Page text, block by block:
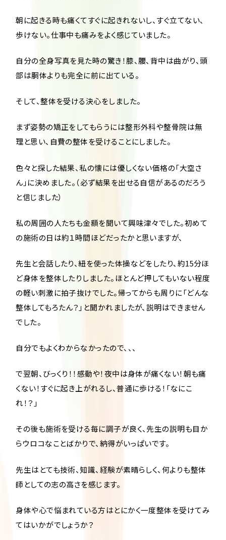
朝に起きる時も痛くてすぐに起きれないし、すぐ立てない、
歩けない。仕事中も痛みをよく感じていました。
自分の全身写真を見た時の驚き！膝、腰、背中は曲がり、頭
部は胴体よりも完全に前に出ている。
そして、整体を受ける決心をしました。
まず姿勢の矯正をしてもらうには整形外科や整骨院は無
理と思い、自費の整体を受けることにしました。
色々と探した結果、私の懐には優しくない価格の「大空さ
ん」に決めました。（必ず結果を出せる自信があるのだろう
と信じました）
私の周囲の人たちも金額を聞いて興味津々でした。初めて
の施術の日は約１時間ほどだったかと思いますが、
先生と会話したり、紐を使った体操などをしたり、約15分ほ
ど身体を整体したりしました。ほとんど押してもいない程度
の軽い刺激に拍子抜けでした。帰ってからも周りに「どんな
整体してもろたん？」と聞かれましたが、説明はできません
でした。
自分でもよくわからなかったので、、、
で翌朝、びっくり！！感動や！夜中は身体が痛くない！朝も痛
くない！すぐに起き上がれるし、普通に歩ける！「なにこ
れ！？」
その後も施術を受ける毎に調子が良く、先生の説明も目か
らウロコなことばかりで、納得がいっぱいです。
先生はとても技術、知識、経験が素晴らしく、何よりも整体
師としての志の高さを感じます。
身体や心で悩まれている方はとにかく一度整体を受けてみ
てはいかがでしょうか？